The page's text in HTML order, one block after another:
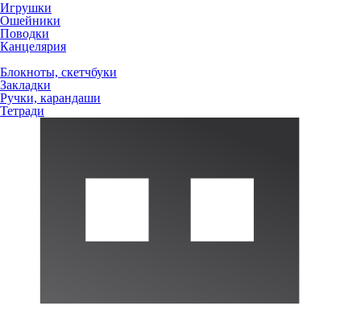
Игрушки
Ошейники
Поводки
Канцелярия
Блокноты, скетчбуки
Закладки
Ручки, карандаши
Тетради